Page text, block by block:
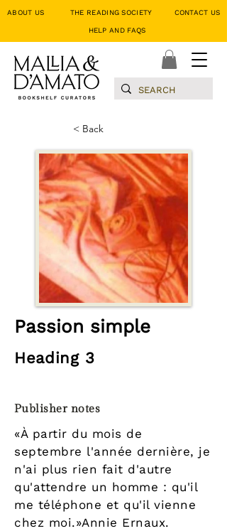
ABOUT US THE READING SOCIETY CONTACT
HELP AND FAQS
< Back
Passion simple
Heading 3
Publisher notes
«À partir du mois de
septembre l'année dernière, je
n'ai plus rien fait d'autre
qu'attendre un homme : qu'il
me téléphone et qu'il vienne
chez moi.»Annie Ernaux.